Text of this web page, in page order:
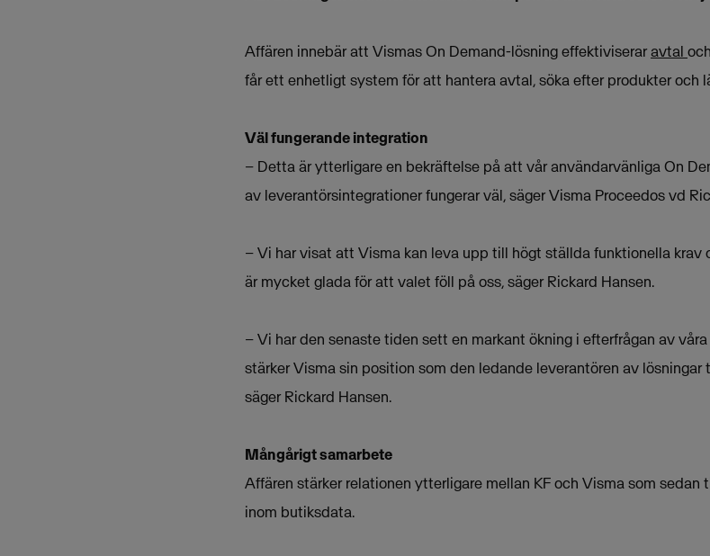
Affären innebär att Vismas On Demand-lösning effektiviseraravtal
får ett enhetligt system för att hantera avtal, söka efter produkter och
Väl fungerande integration
– Detta är ytterligare en bekräftelse på att vår användarvänliga On
av leverantörsintegrationer fungerar väl, säger Visma Proceedos vd
– Vi har visat att Visma kan leva upp till högt ställda funktionella krav
är mycket glada för att valet föll på oss, säger Rickard Hansen.
– Vi har den senaste tiden sett en markant ökning i efterfrågan av
stärker Visma sin position som den ledande leverantören av lösningar
säger Rickard Hansen.
Mångårigt samarbete
Affären stärker relationen ytterligare mellan KF och Visma som
inom butiksdata.